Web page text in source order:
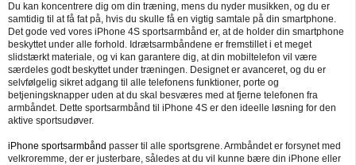
Du kan koncentrere dig om din træning, mens du nyder musikken, og du er
samtidig til at få fat på, hvis du skulle få en vigtig samtale på din smartphone.
Det gode ved vores iPhone 4S sportsarmbånd er, at de holder din smartphone
beskyttet under alle forhold. Idrætsarmbåndene er fremstillet i et meget
slidstærkt materiale, og vi kan garantere dig, at din mobiltelefon vil være
særdeles godt beskyttet under træningen. Designet er avanceret, og du er
selvfølgelig sikret adgang til alle telefonens funktioner, porte og
betjeningsknapper uden at du skal besværes med at fjerne telefonen fra
armbåndet. Dette sportsarmbånd til iPhone 4S er den ideelle løsning for den
aktive sportsudøver.
iPhone sportsarmbånd passer til alle sportsgrene. Armbåndet er forsynet med
velkroremme, der er justerbare, således at du vil kunne bære din iPhone eller